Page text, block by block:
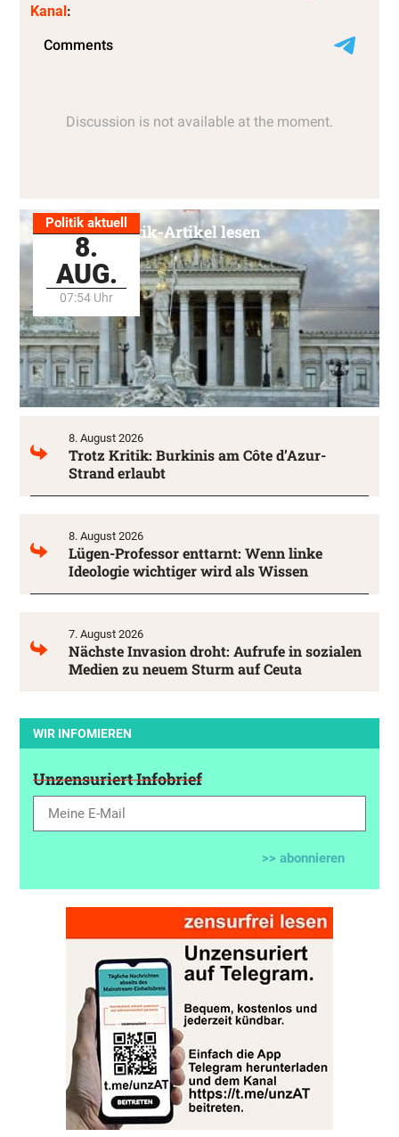
Kanal :
Politik aktuell
8.
AUG.
07:54 Uhr
Alle Politik-Artikel lesen
8. August 2026
Trotz Kritik: Burkinis am Côte d’Azur-
Strand erlaubt
8. August 2026
Lügen-Professor enttarnt: Wenn linke
Ideologie wichtiger wird als Wissen
7. August 2026
Nächste Invasion droht: Aufrufe in sozialen
Medien zu neuem Sturm auf Ceuta
WIR INFOMIEREN
Unzensuriert Infobrief
>> abonnieren